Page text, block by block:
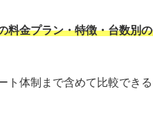
料金プラン・特徴・台数別
体制まで含めて比較できる